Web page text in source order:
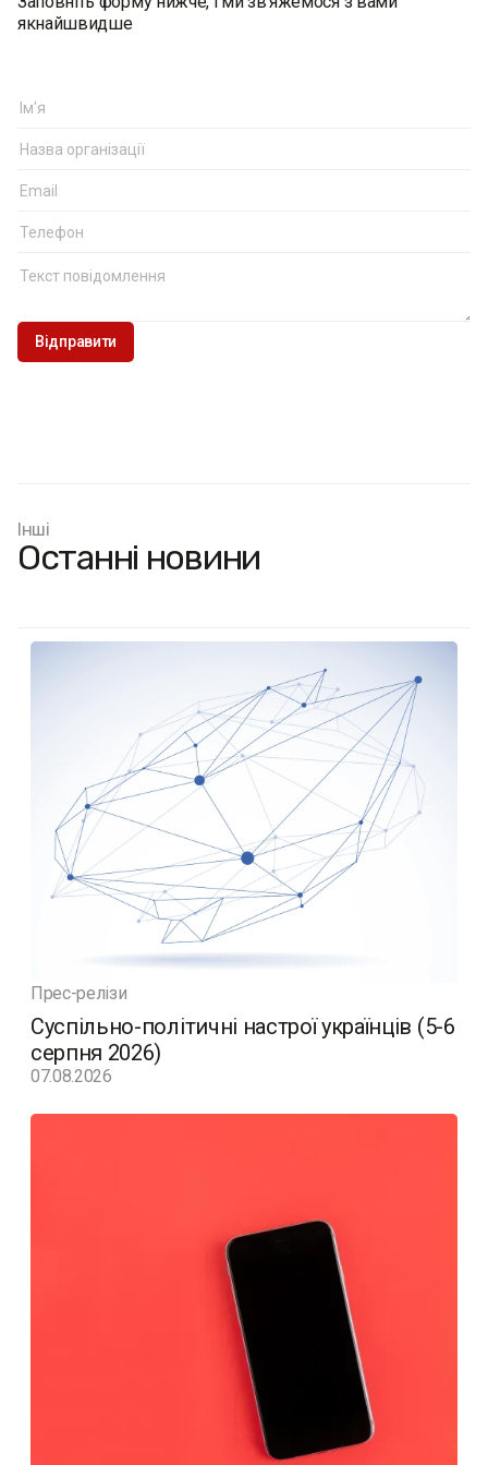
український мобільний зв'язок). Результати зважені з
використанням актуальних даних Державної служби
Репрезентативність:
2,8% з довірчою ймовірністю 0,95)
якнайшвидше
Інші
Останні новини
Прес-релізи
Суспільно-політичні настрої українців (5-6
серпня 2026)
07.08.2026